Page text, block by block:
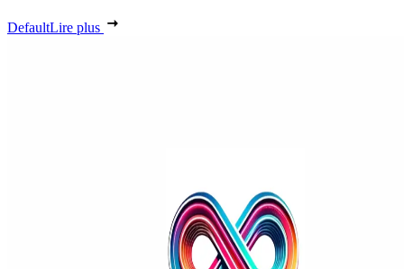
DefaultLire plus